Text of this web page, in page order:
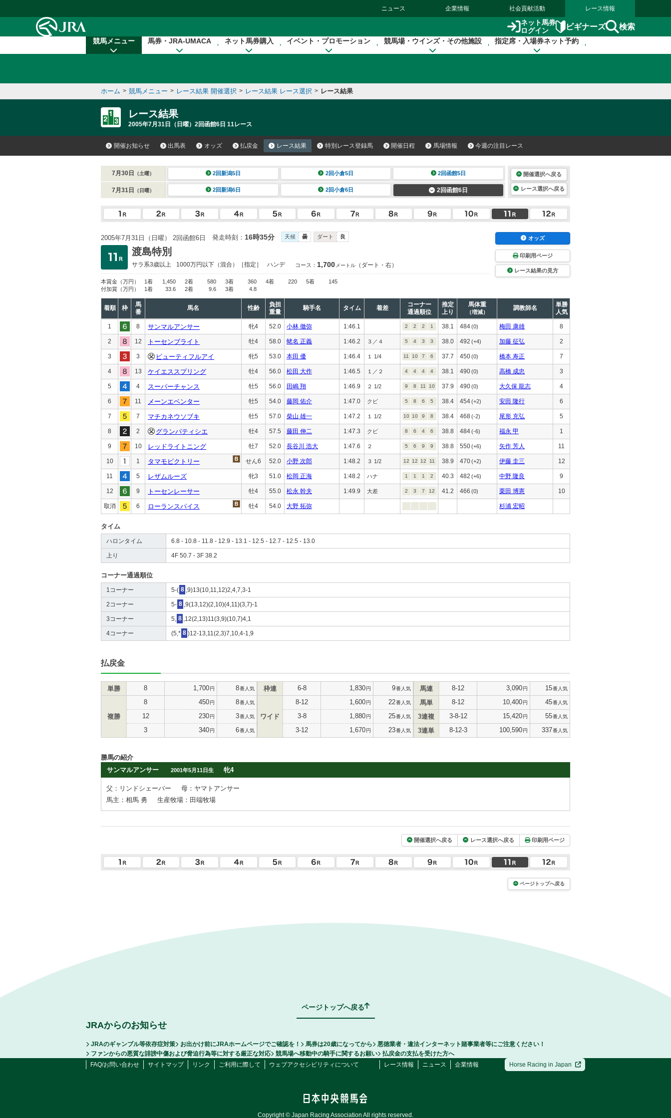
ニュース 企業情報 社会貢献活動 レース情報
ネット馬券
ログイン
ビギナーズ 検索
競馬メニュー 馬券・JRA-UMACA ネット馬券購入 イベント・プロモーション 競馬場・ウインズ・その他施設 指定席・入場券ネット予約
ホーム > 競馬メニュー > レース結果 開催選択 > レース結果 レース選択 > レース結果
レース結果
2005年7月31日（日曜）2回函館6日 11レース
開催お知らせ 出馬表 オッズ 払戻金 レース結果 特別レース登録馬 開催日程 馬場情報 今週の注目レース
7月30日 （土曜） 2回新潟5日 2回小倉5日 2回函館5日
7月31日 （日曜） 2回新潟6日 2回小倉6日 2回函館6日
開催選択へ戻る
レース選択へ戻る
2005年7月31日（日曜） 2回函館6日 発走時刻： 16時35分 天候 曇 ダート 良
渡島特別
サラ系3歳以上 1000万円以下 （混合）［指定］ ハンデ コース： 1,700 メートル （ダート・右）
本賞金 （万円） 1着 1,450 2着 580 3着 360 4着 220 5着
145
付加賞 （万円） 1着 33.6 2着 9.6 3着 4.8
オッズ
印刷用ページ
レース結果の見方
着順 枠
馬
番
馬名 性齢
負担
重量
騎手名 タイム 着差
コーナー
通過順位
推定
上り
馬体重
（増減）
調教師名
単勝
人気
1 8 サンマルアンサー 牝4 52.0 小林 徹弥 1:46.1 2 2 2 1 38.1 484(0) 梅田 康雄 8
2 12 トーセンブライト 牡4 58.0 蛯名 正義 1:46.2 ３／４ 5 4 3 3 38.0 492 (+4) 加藤 征弘 2
3 3 ビューティフルアイ 牝5 53.0 本田 優 1:46.4 １ 1/4 11 10 7 6 37.7 450(0) 橋本 寿正 7
4 13 ケイエススプリング 牡4 56.0 松田 大作 1:46.5 １／２ 4 4 4 4 38.1 490(0) 高橋 成忠 3
5 4 スーパーチャンス 牡5 56.0 田嶋 翔 1:46.9 ２ 1/2 9 8 11 10 37.9 490(0) 大久保 龍志 4
6 11 メーンエベンター 牡5 54.0 藤岡 佑介 1:47.0 クビ 5 8 6 5 38.4 454(+2) 安田 隆行 6
7 7 マチカネウソブキ 牡5 57.0 柴山 雄一 1:47.2 １ 1/2 10 10 9 8 38.4 468(-2) 尾形 充弘 5
8 2 グランパティシエ 牡4 57.5 藤田 伸二 1:47.3 クビ 8 6 4 6 38.8 484(-6) 福永 甲 1
9 10 レッドライトニング 牡7 52.0 長谷川 浩大 1:47.6 ２ 5 6 9 9 38.8 550(+6) 矢作 芳人 11
10 1 タマモビクトリー せん6 52.0 小野 次郎 1:48.2 ３ 1/2 12 12 12 11 38.9 470(+2) 伊藤 圭三 12
11 5 レザムルーズ 牝3 51.0 松岡 正海 1:48.2 ハナ 1 1 1 2 40.3 482 (+6) 中野 隆良 9
12 9 トーセンレーサー 牡4 55.0 松永 幹夫 1:49.9 大差 2 3 7 12 41.2 466 (0) 栗田 博憲 10
取消 6 ローランスパイス 牡4 54.0 大野 拓弥 杉浦 宏昭
タイム
ハロンタイム 6.8 - 10.8 - 11.8 - 12.9 - 13.1 - 12.5 - 12.7 - 12.5 - 13.0
上り 4F 50.7 - 3F 38.2
コーナー通過順位
1コーナー 5-( 8 ,9)13(10,11,12)2,4,7,3-1
2コーナー 5- 8 ,9(13,12)(2,10)(4,11)(3,7)-1
3コーナー 5, 8 ,12(2,13)11(3,9)(10,7)4,1
4コーナー (5,* 8 )12-13,11(2,3)7,10,4-1,9
払戻金
単勝 8 1,700円 8番人気
複勝
8 450円 8番人気
12 230円 3番人気
3 340円 6番人気
枠連 6-8 1,830円 9番人気
ワイド
8-12 1,600円 22番人気
3-8 1,880円 25番人気
3-12 1,670円 23番人気
馬連 8-12 3,090円 15番人気
馬単 8-12 10,400円 45番人気
3連複 3-8-12 15,420円 55番人気
3連単 8-12-3 100,590円 337番人気
勝馬の紹介
サンマルアンサー
2001年5月11日生 牝4
父：リンドシェーバー
母：ヤマトアンサー
馬主：相馬 勇
生産牧場：田端牧場
開催選択へ戻る レース選択へ戻る 印刷用ページ
ページトップへ戻る
ページトップへ戻る
JRAからのお知らせ
JRAのギャンブル等依存症対策 お出かけ前にJRAホームページでご確認を！ 馬券は20歳になってから
悪徳業者・違法インターネット賭事業者等にご注意ください！
ファンからの悪質な誹謗中傷および脅迫行為等に対する厳正な対応
競馬場へ移動中の騎手に関するお願い
払戻金の支払を受けた方へ
FAQ/お問い合わせ
サイトマップ リンク ご利用に際して ウェブアクセシビリティについて レース情報 ニュース 企業情報 Horse Racing in Japan
Copyright © Japan Racing Association All rights reserved.